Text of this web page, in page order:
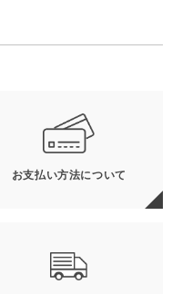
お支払い方法について